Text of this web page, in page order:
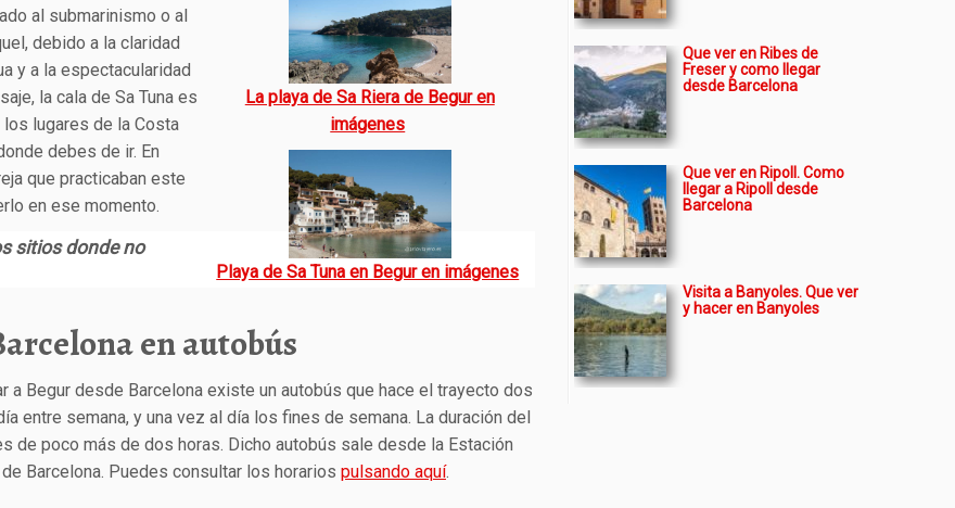
La playa de Sa Riera de Begur en
imágenes
Playa de Sa Tuna en Begur en imágenes
al submarinismo o al
debido a la claridad
y a la espectacularidad
la cala de Sa Tuna es
los lugares de la Costa
debes de ir. En
que practicaban este
en ese momento.
sitios donde no
en autobús
a Begur desde Barcelona existe un autobús que hace el trayecto dos
entre semana, y una vez al día los fines de semana. La duración del
de poco más de dos horas. Dicho autobús sale desde la Estación
Barcelona. Puedes consultar los horarios pulsando aquí.
Que ver en Ribes de
Freser y como llegar
desde Barcelona
Que ver en Ripoll. Como
llegar a Ripoll desde
Barcelona
Visita a Banyoles. Que ver
y hacer en Banyoles